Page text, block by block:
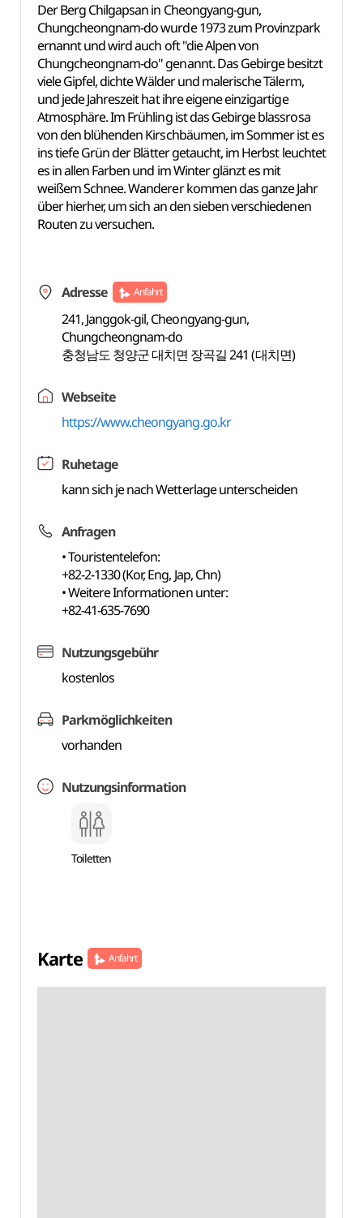
Der Berg Chilgapsan in Cheongyang-gun,
Chungcheongnam-do wurde 1973 zum Provinzpark
ernannt und wird auch oft "die Alpen von
Chungcheongnam-do" genannt. Das Gebirge besitzt
viele Gipfel, dichte Wälder und malerische Tälerm,
und jede Jahreszeit hat ihre eigene einzigartige
Atmosphäre. Im Frühling ist das Gebirge blassrosa
von den blühenden Kirschbäumen, im Sommer ist es
ins tiefe Grün der Blätter getaucht, im Herbst leuchtet
es in allen Farben und im Winter glänzt es mit
weißem Schnee. Wanderer kommen das ganze Jahr
über hierher, um sich an den sieben verschiedenen
Routen zu versuchen.
Adresse Anfahrt
241, Janggok-gil, Cheongyang-gun,
Chungcheongnam-do
충청남도 청양군 대치면 장곡길 241 (대치면)
Webseite
https://www.cheongyang.go.kr
Ruhetage
kann sich je nach Wetterlage unterscheiden
Anfragen
• Touristentelefon:
+82-2-1330 (Kor, Eng, Jap, Chn)
• Weitere Informationen unter:
+82-41-635-7690
Nutzungsgebühr
kostenlos
Parkmöglichkeiten
vorhanden
Nutzungsinformation
Toiletten
Karte Anfahrt